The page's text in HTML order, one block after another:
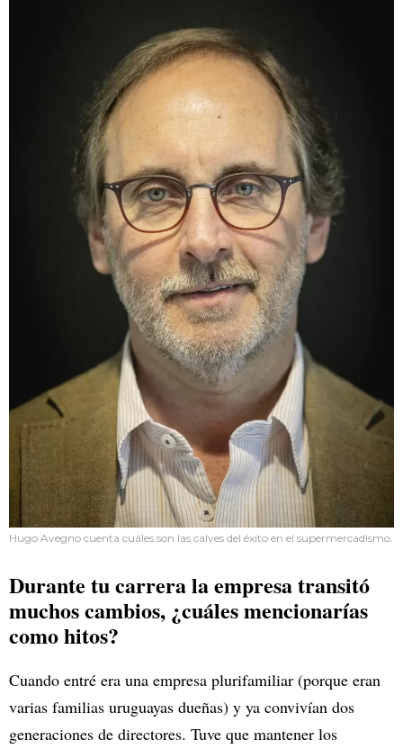
Hugo Avegno cuenta cuáles son las calves del éxito en el supermercadismo.
Durante tu carrera la empresa transitó
muchos cambios, ¿cuáles mencionarías
como hitos?
Cuando entré era una empresa plurifamiliar (porque eran
varias familias uruguayas dueñas) y ya convivían dos
generaciones de directores. Tuve que mantener los